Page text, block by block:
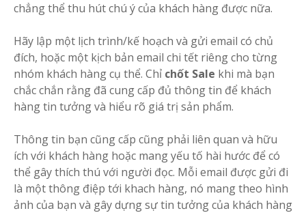
chẳng thể thu hút chú ý của khách hàng được nữa.
Hãy lập một lịch trình/kế hoạch và gửi email có chủ
đích, hoặc một kịch bản email chi tết riêng cho từng
nhóm khách hàng cụ thể. Chỉ chốt Sale khi mà bạn
chắc chắn rằng đã cung cấp đủ thông tin để khách
hàng tin tưởng và hiểu rõ giá trị sản phẩm.
Thông tin bạn cũng cấp cũng phải liên quan và hữu
ích với khách hàng hoặc mang yếu tố hài hước để có
thể gây thích thú với người đọc. Mỗi email được gửi đi
là một thông điệp tới khach hàng, nó mang theo hình
ảnh của bạn và gây dựng sự tin tưởng của khách hàng